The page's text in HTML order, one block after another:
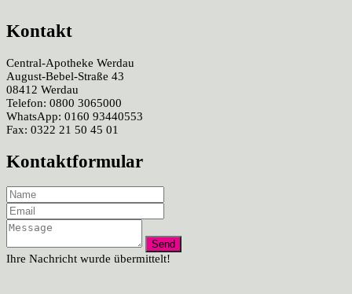
Kontakt
Central-Apotheke Werdau
August-Bebel-Straße 43
08412 Werdau
Telefon: 0800 3065000
WhatsApp: 0160 93440553
Fax: 0322 21 50 45 01
Kontaktformular
Ihre Nachricht wurde übermittelt!